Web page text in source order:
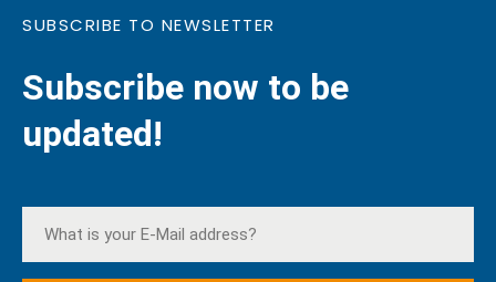
SUBSCRIBE TO NEWSLETTER
Subscribe now to be
updated!